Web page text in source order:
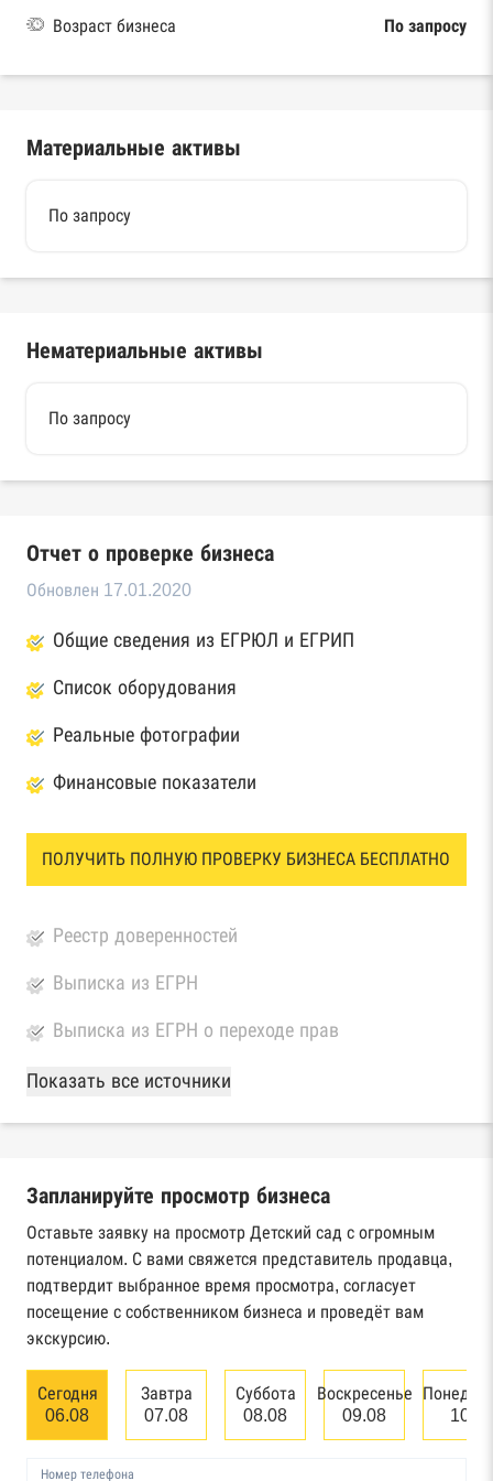
Возраст бизнеса По запросу
Материальные активы
По запросу
Нематериальные активы
По запросу
Отчет о проверке бизнеса
Обновлен 17.01.2020
Общие сведения из ЕГРЮЛ и ЕГРИП
Список оборудования
Реальные фотографии
Финансовые показатели
ПОЛУЧИТЬ ПОЛНУЮ ПРОВЕРКУ БИЗНЕСА БЕСПЛАТНО
Реестр доверенностей
Выписка из ЕГРН
Выписка из ЕГРН о переходе прав
База Росстата
Реестры ЕГРЮЛ и ЕГРИП Федеральной
Реестр государственных контрактов
Федерального казначейства
Картотека арбитражных дел Высшего
арбитражного суда
Единый федеральный реестр сведений о
банкротстве юридических лиц
Показать все источники
Запланируйте просмотр бизнеса
Оставьте заявку на просмотр Детский сад с огромным
потенциалом. С вами свяжется представитель продавца,
подтвердит выбранное время просмотра, согласует
посещение с собственником бизнеса и проведёт вам
экскурсию.
Сегодня
06.08
Завтра
07.08
Суббота
08.08
Воскресенье
09.08
10.08
Номер телефона